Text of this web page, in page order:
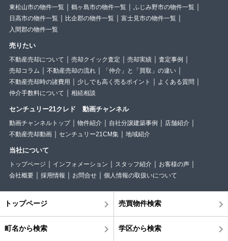
東松山市の物件一覧
鶴ヶ島市の物件一覧
ふじみ野市の物件一覧
日高市の物件一覧
比企郡の物件一覧
富士見市の物件一覧
入間郡の物件一覧
売りたい
不動産売却について 売却クイック査定 売却実績
査定事例
売却コラム
不動産売却の流れ
「仲介」と「買取」の違い
不動産売却時の諸費用
少しでも高く売るポイント
よくある質問
仲介手数料について
相続相談
センチュリー21クレド 動画チャンネル
動画チャンネルトップ 物件紹介 自社分譲建築事例
店舗紹介
不動産売却動画
センチュリー21CM集 地域紹介
当社について
トップページ インフォメーション スタッフ紹介
お客様の声
会社概要
採用情報 お問合せ 個人情報の取扱いについて
トップページ 売買物件検索
町名から検索 学区から検索